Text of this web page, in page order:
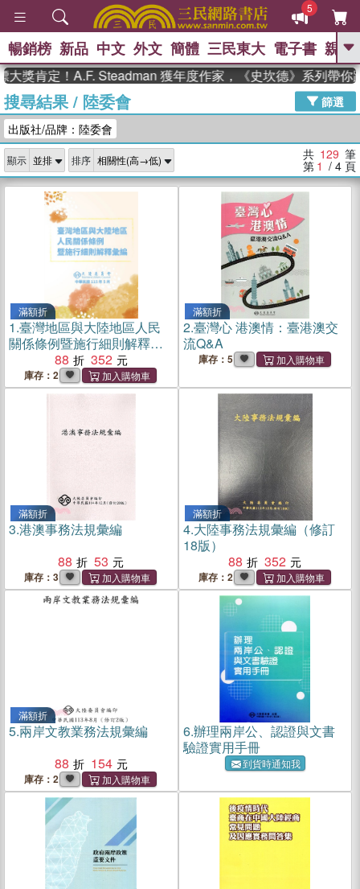
5
GO
高希均教授回憶錄
、 The Odyssey 、 父親節 、 如果歷
獎 臺灣漫遊錄 、 方念華 、 台灣的李
登輝時代
數學女孩：黎曼猜想 、
偉大的迷走神經
暢銷榜 新品 中文 外文 簡體 三民東大 電子書 親子
！A.F. Steadman 獲年度作家，《史坎德》系列帶你踏上熱
搜尋結果/ 陸委會
篩選
出版社/品牌：陸委會
顯示 排序 共 129 筆
第 1 / 4 頁
滿額折
1.臺灣地區與大陸地區人民
關係條例暨施行細則解釋彙
88 352
庫存：2
滿額折
2.臺灣心 港澳情：臺港澳交
流Q&A
庫存：5
滿額折
3.港澳事務法規彙編
88
53
庫存：3
滿額折
4.大陸事務法規彙編（修訂
18版）
88
352
庫存：2
滿額折
5.兩岸文教業務法規彙編
88
154
庫存：2
6.辦理兩岸公、認證與文書
驗證實用手冊
到貨時通知我